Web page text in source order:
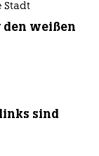
Stadt
den weißen
sind